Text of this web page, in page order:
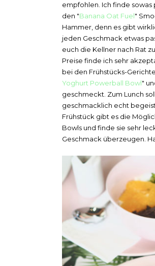
empfohlen. Ich finde
den "Banana Oat Fuel"
Hammer, denn es gibt
jeden Geschmack etwas
euch die Kellner nach Rat
Preise finde ich sehr
bei den Frühstücks-
Yoghurt Powerball Bowl"
geschmeckt. Zum Lunch
geschmacklich echt
Frühstück gibt es die
Bowls und finde sie sehr
Geschmack überzeugen.